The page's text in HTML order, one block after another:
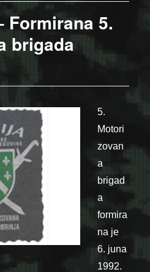
Formirana 5.
brigada
5.
Motori
zovan
a
brigad
a
formira
na je
6. juna
1992.